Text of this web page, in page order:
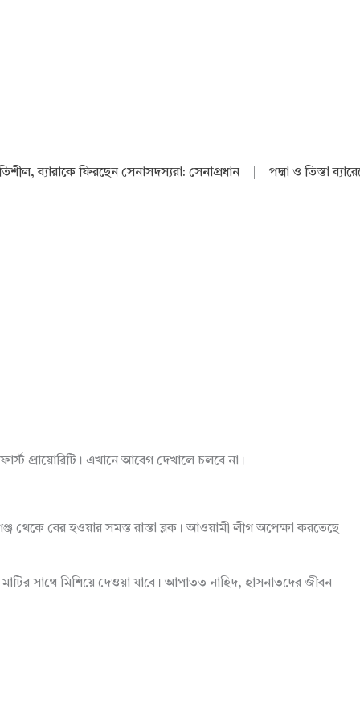
ব্যারাকে ফিরছেন সেনাসদস্যরা: সেনাপ্রধান পদ্মা ও তিস্তা
প্রায়োরিটি। এখানে আবেগ দেখালে চলবে না।
থেকে বের হওয়ার সমস্ত রাস্তা ব্লক। আওয়ামী লীগ অপেক্ষা করতেছে
সাথে মিশিয়ে দেওয়া যাবে। আপাতত নাহিদ, হাসনাতদের জীবন